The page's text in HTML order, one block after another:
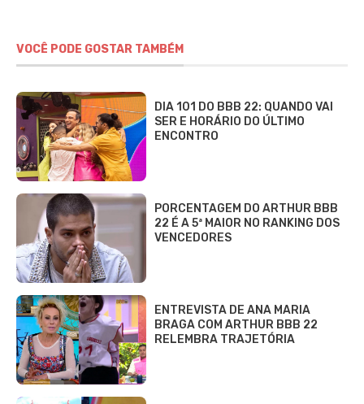
VOCÊ PODE GOSTAR TAMBÉM
DIA 101 DO BBB 22: QUANDO VAI
SER E HORÁRIO DO ÚLTIMO
ENCONTRO
PORCENTAGEM DO ARTHUR BBB
22 É A 5ª MAIOR NO RANKING DOS
VENCEDORES
ENTREVISTA DE ANA MARIA
BRAGA COM ARTHUR BBB 22
RELEMBRA TRAJETÓRIA